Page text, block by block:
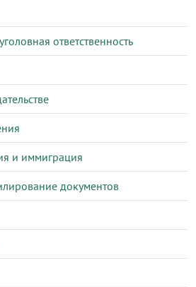
ответственность
и иммиграция
документов